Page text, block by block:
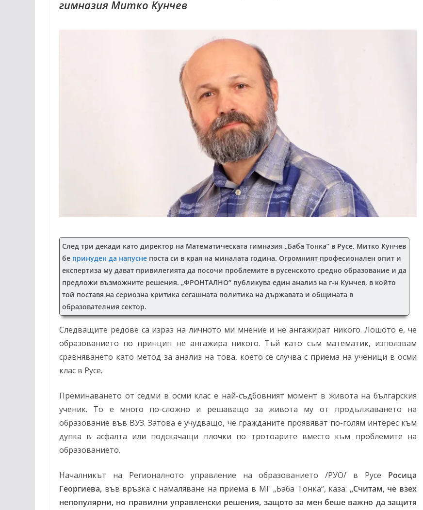
гимназия Митко Кунчев
След три декади като директор на Математическата гимназия „Баба Тонка“ в Русе, Митко Кунчев
бе принуден да напусне поста си в края на миналата година. Огромният професионален опит и
експертиза му дават привилегията да посочи проблемите в русенското средно образование и да
предложи възможните решения. „ФРОНТАЛНО“ публикува един анализ на г-н Кунчев, в който
той поставя на сериозна критика сегашната политика на държавата и общината в
образователния сектор.
Следващите редове са израз на личното ми мнение и не ангажират никого. Лошото е, че
образованието по принцип не ангажира никого. Тъй като съм математик, използвам
сравняването като метод за анализ на това, което се случва с приема на ученици в осми
клас в Русе.
Преминаването от седми в осми клас е най-съдбовният момент в живота на българския
ученик. То е много по-сложно и решаващо за живота му от продължаването на
образование във ВУЗ. Затова е учудващо, че гражданите проявяват по-голям интерес към
дупка в асфалта или подскачащи плочки по тротоарите вместо към проблемите на
образованието.
Началникът на Регионалното управление на образованието /РУО/ в Русе Росица
Георгиева, във връзка с намаляване на приема в МГ „Баба Тонка“, каза: „Считам, че взех
непопулярни, но правилни управленски решения, защото за мен беше важно да защитя